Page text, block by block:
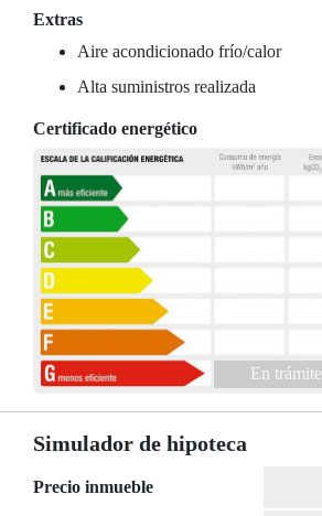
Extras
Aire acondicionado frío/calor
Alta suministros realizada
Certificado energético
En trámite
Simulador de hipoteca
Precio inmueble